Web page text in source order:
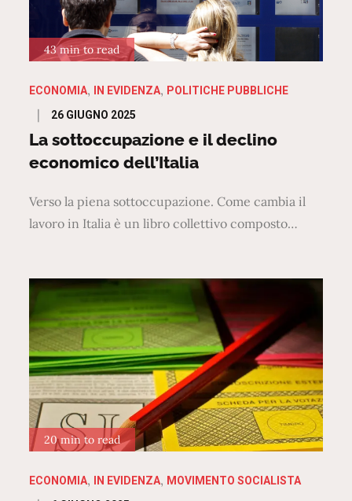
43 min to read
ECONOMIA IN EVIDENZA POLITICHE PUBBLICHE
Posted
on
26 GIUGNO 2025
La sottoccupazione e il declino
economico dell’Italia
Verso la piena sottoccupazione. Come cambia il
lavoro in Italia è un libro collettivo composto…
20 min to read
ECONOMIA IN EVIDENZA MOVIMENTO SOCIALISTA